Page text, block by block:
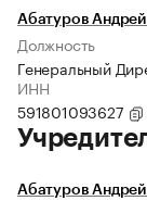
Абатуров
Должность
Генеральный
ИНН
591801093627
Абатуров